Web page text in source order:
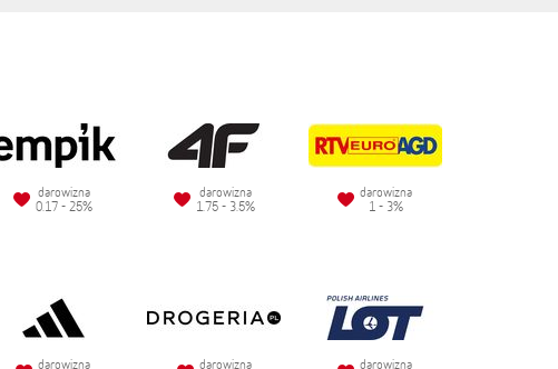
darowizna
0.17 - 25%
darowizna
1.75 - 3.5%
darowizna
1 - 3%
darowizna
darowizna
darowizna